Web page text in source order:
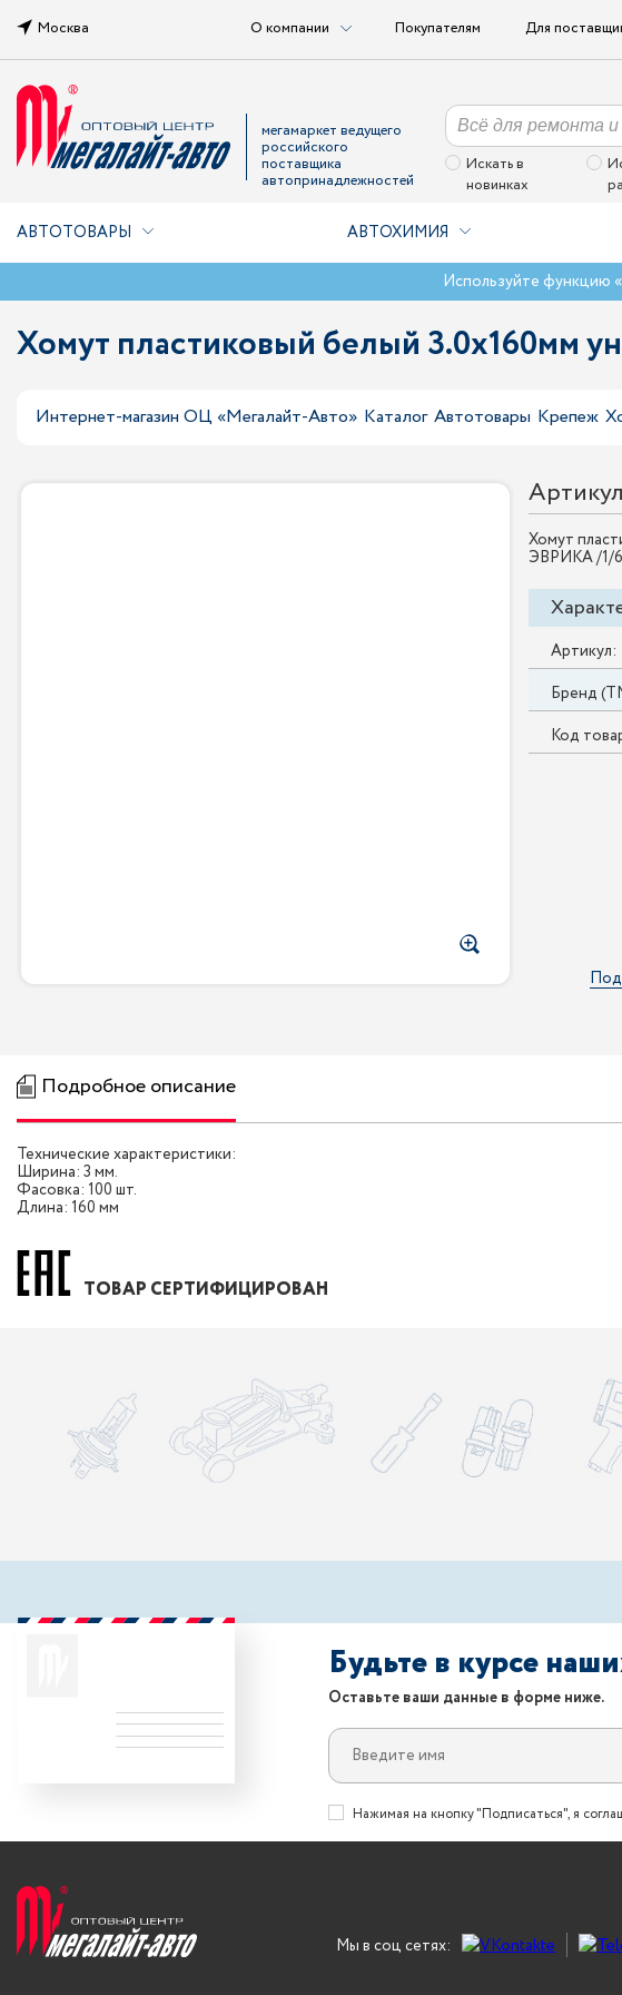
Москва О компании Покупателям Для
мегамаркет ведущего
российского
поставщика
автопринадлежностей
Искать в
новинках
АВТОТОВАРЫ АВТОХИМИЯ
Используйте функцию
Хомут пластиковый белый 3.0x160мм
Интернет-магазин ОЦ «Мегалайт-Авто» Каталог Автотовары Крепеж
Хомут
ЭВРИКА /1/
Артикул:
Бренд
Код
Подробное описание
Технические характеристики:
Ширина: 3 мм.
Фасовка: 100 шт.
Длина: 160 мм
ТОВАР СЕРТИФИЦИРОВАН
Будьте в курсе
Оставьте ваши данные в форме ниже.
Нажимая на кнопку "Подписаться", я
Мы в соц сетях: